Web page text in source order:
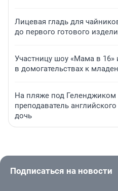
Лицевая гладь для
до первого готового
Участницу шоу «Мама в 16»
в домогательствах к
На пляже под
преподаватель
дочь
Подписаться на новости